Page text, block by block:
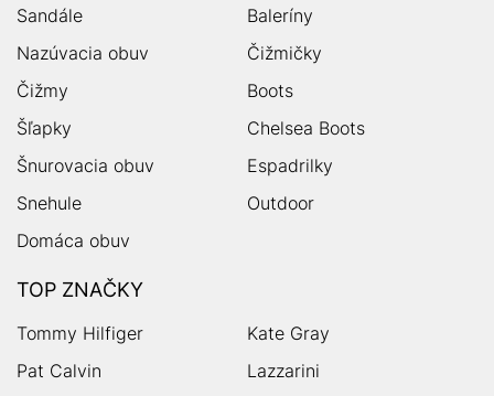
Sandále
Baleríny
Nazúvacia obuv
Čižmičky
Čižmy
Boots
Šľapky
Chelsea Boots
Šnurovacia obuv
Espadrilky
Snehule
Outdoor
Domáca obuv
TOP ZNAČKY
Tommy Hilfiger
Kate Gray
Pat Calvin
Lazzarini